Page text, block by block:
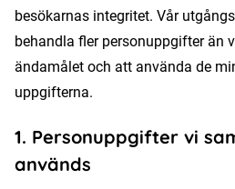
besökarnas integritet. Vår
behandla fler personuppgifter än
ändamålet och att använda de
uppgifterna.
1. Personuppgifter vi
används